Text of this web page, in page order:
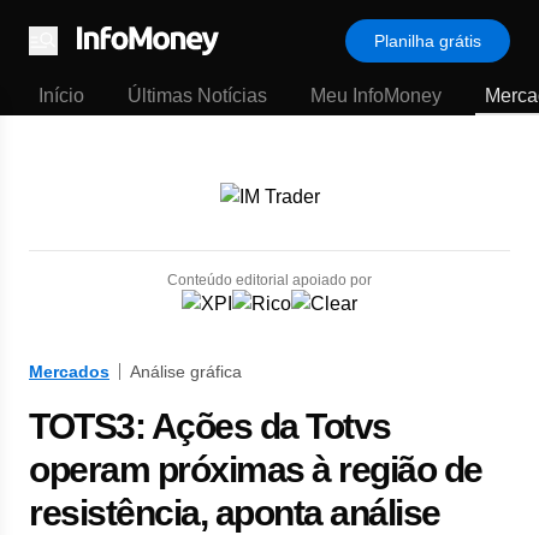
Menu
Planilha grátis
Início Últimas Notícias Meu InfoMoney
Conteúdo editorial apoiado por
Mercados Análise gráfica
TOTS3: Ações da Totvs
operam próximas à região de
resistência, aponta análise